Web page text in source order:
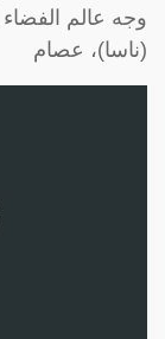
وجه عالم
(ناسا)، عصام